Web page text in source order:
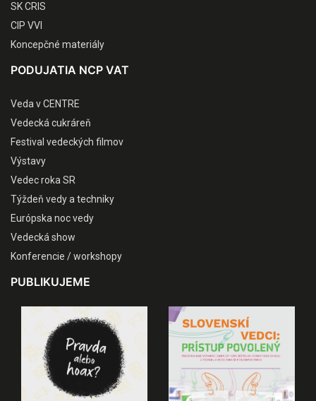
SK CRIS
CIP VVI
Koncepčné materiály
PODUJATIA NCP VAT
Veda v CENTRE
Vedecká cukráreň
Festival vedeckých filmov
Výstavy
Vedec roka SR
Týždeň vedy a techniky
Európska noc vedy
Vedecká show
Konferencie / workshopy
PUBLIKUJEME